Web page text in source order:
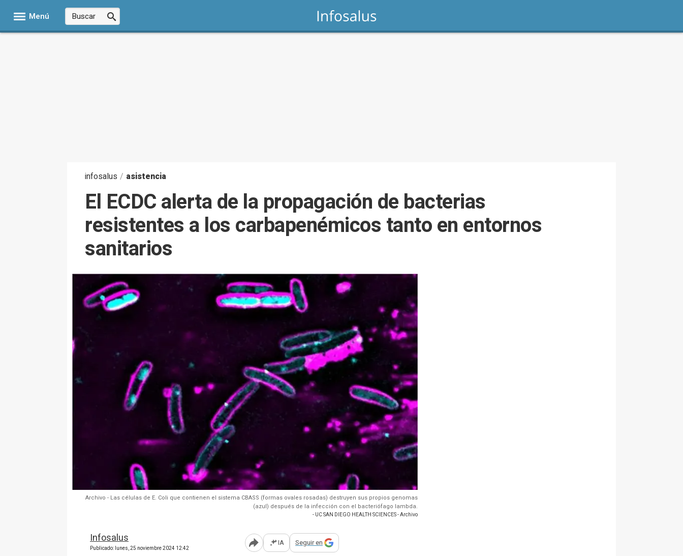
Menú
infosalus / asistencia
El ECDC alerta de la propagación de bacterias
resistentes a los carbapenémicos tanto en entornos
sanitarios
Archivo - Las células de E. Coli que contienen el sistema CBASS (formas ovales rosadas) destruyen sus propios genomas
(azul) después de la infección con el bacteriófago lambda.
- UC SAN DIEGO HEALTH SCIENCES - Archivo
Infosalus
Publicado: lunes, 25 noviembre 2024 12:42 Abrir opciones para compartir
IA Seguir en